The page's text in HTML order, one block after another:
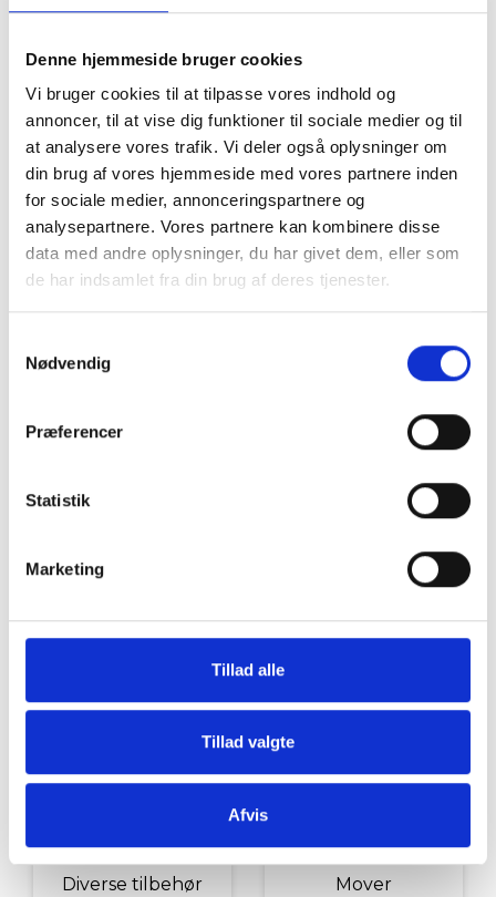
Denne hjemmeside bruger cookies
Vi bruger cookies til at tilpasse vores indhold og
annoncer, til at vise dig funktioner til sociale medier og til
at analysere vores trafik. Vi deler også oplysninger om
din brug af vores hjemmeside med vores partnere inden
for sociale medier, annonceringspartnere og
analysepartnere. Vores partnere kan kombinere disse
data med andre oplysninger, du har givet dem, eller som
de har indsamlet fra din brug af deres tjenester.
Nødvendig
Præferencer
Statistik
Marketing
Tillad alle
Tillad valgte
Afvis
Møbler Omnia
Udvendigt Udstyr Camp System
Diverse tilbehør Mover